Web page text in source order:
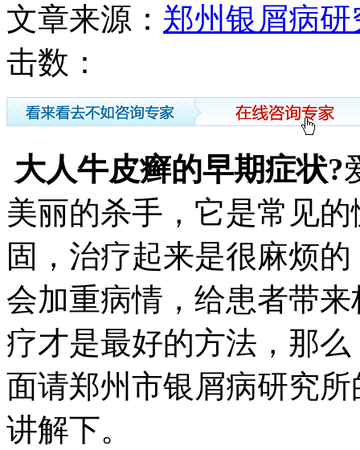
文章来源： 郑州银屑病研
击数：
大人牛皮癣的早期症状?
美丽的杀手，它是常见
固，治疗起来是很麻烦
会加重病情，给患者带
疗才是最好的方法，那
面请郑州市银屑病研究
讲解下。